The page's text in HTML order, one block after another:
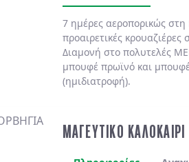
7 ημέρες αεροπορικώς στη
προαιρετικές κρουαζιέρες
Διαμονή στο πολυτελές
μπουφέ πρωϊνό και
(ημιδιατροφή).
ΜΑΓΕΥΤΙΚΟ